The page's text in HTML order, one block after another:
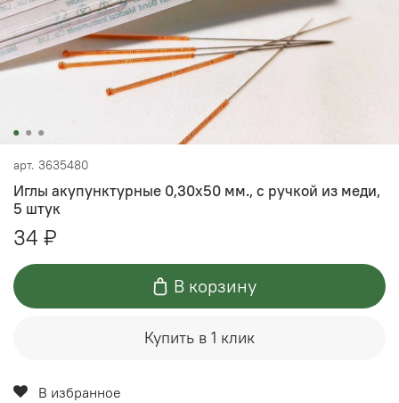
арт. 3635480
Иглы акупунктурные 0,30х50 мм., с ручкой из меди,
5 штук
34 ₽
В корзину
Купить в 1 клик
В избранное